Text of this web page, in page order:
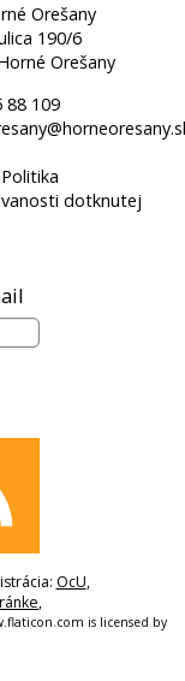
Orešany
190/6
Orešany
88 109
dotknutej
OcU,
,
is licensed by